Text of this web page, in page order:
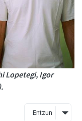
Lopetegi, Igor
Entzun